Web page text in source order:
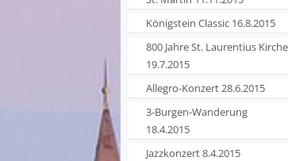
Königstein Classic 16.8.2015
800 Jahre St. Laurentius Kirche
19.7.2015
Allegro-Konzert 28.6.2015
3-Burgen-Wanderung
18.4.2015
Jazzkonzert 8.4.2015